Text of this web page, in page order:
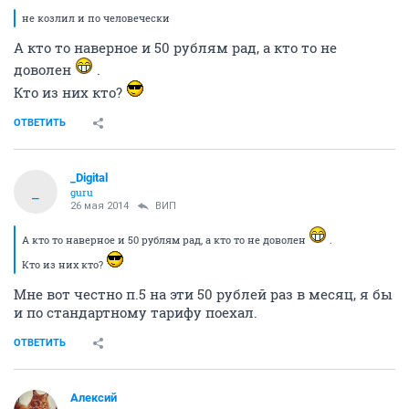
не козлил и по человечески
А кто то наверное и 50 рублям рад, а кто то не
доволен
.
Кто из них кто?
ОТВЕТИТЬ
_Digital
guru
26 мая 2014 ВИП
А кто то наверное и 50 рублям рад, а кто то не доволен
.
Кто из них кто?
Мне вот честно п.5 на эти 50 рублей раз в месяц, я бы
и по стандартному тарифу поехал.
ОТВЕТИТЬ
Алексий